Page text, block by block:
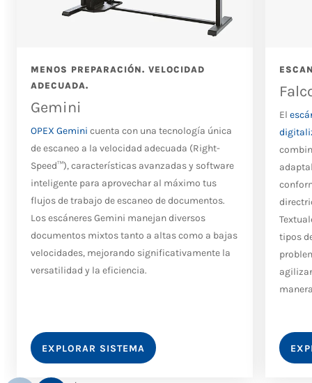
MENOS PREPARACIÓN. VELOCIDAD
ADECUADA.
Gemini
OPEX Gemini cuenta con una tecnología única
de escaneo a la velocidad adecuada (Right-
Speed™), características avanzadas y software
inteligente para aprovechar al máximo tus
flujos de trabajo de escaneo de documentos.
Los escáneres Gemini manejan diversos
documentos mixtos tanto a altas como a bajas
velocidades, mejorando significativamente la
versatilidad y la eficiencia.
EXPLORAR SISTEMA
El
tipos